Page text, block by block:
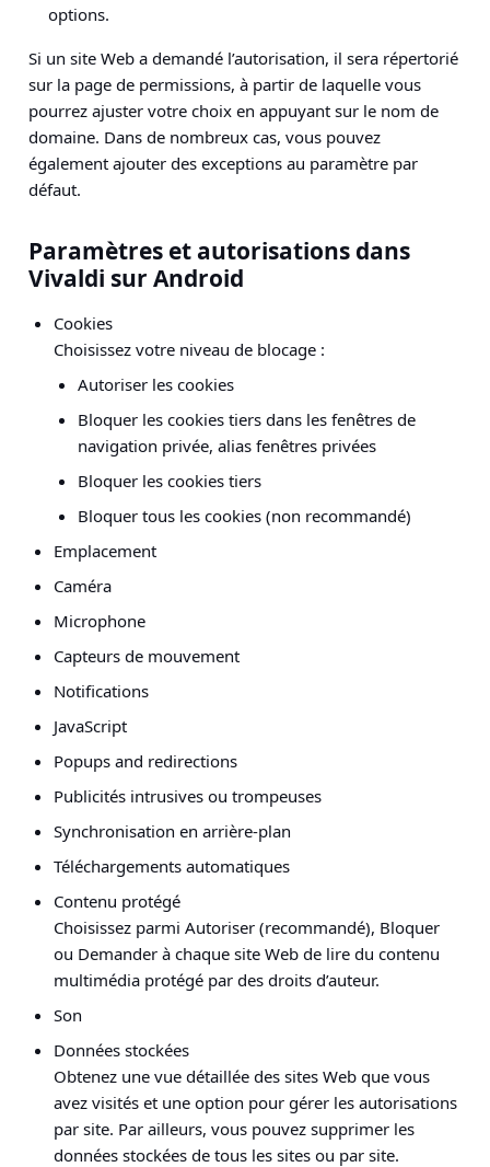
options.
Si un site Web a demandé l’autorisation, il sera répertorié
sur la page de permissions, à partir de laquelle vous
pourrez ajuster votre choix en appuyant sur le nom de
domaine. Dans de nombreux cas, vous pouvez
également ajouter des exceptions au paramètre par
défaut.
Paramètres et autorisations dans
Vivaldi sur Android
Cookies
Choisissez votre niveau de blocage :
Autoriser les cookies
Bloquer les cookies tiers dans les fenêtres de
navigation privée, alias fenêtres privées
Bloquer les cookies tiers
Bloquer tous les cookies (non recommandé)
Emplacement
Caméra
Microphone
Capteurs de mouvement
Notifications
JavaScript
Popups and redirections
Publicités intrusives ou trompeuses
Synchronisation en arrière-plan
Téléchargements automatiques
Contenu protégé
Choisissez parmi Autoriser (recommandé), Bloquer
ou Demander à chaque site Web de lire du contenu
multimédia protégé par des droits d’auteur.
Son
Données stockées
Obtenez une vue détaillée des sites Web que vous
avez visités et une option pour gérer les autorisations
par site. Par ailleurs, vous pouvez supprimer les
données stockées de tous les sites ou par site.